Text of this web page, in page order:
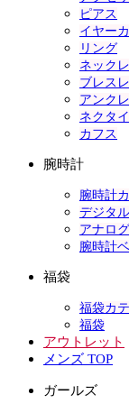
ピアス
イヤー
リング
ネック
ブレス
アンク
ネクタ
カフス
腕時計
腕時計
デジタ
アナロ
腕時計
福袋
福袋カ
福袋
アウトレット
メンズ TOP
ガールズ